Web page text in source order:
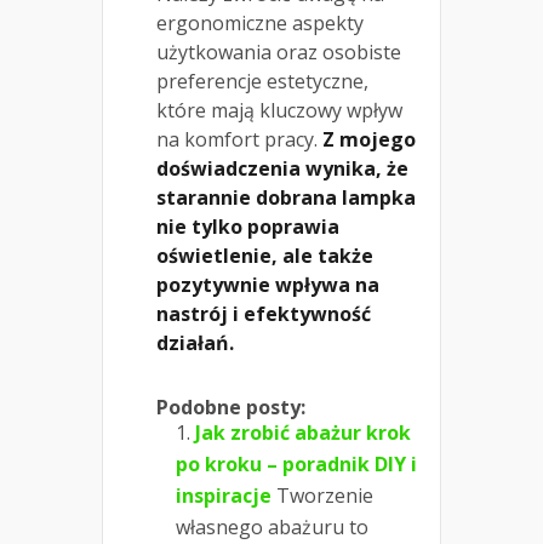
ergonomiczne aspekty
użytkowania oraz osobiste
preferencje estetyczne,
które mają kluczowy wpływ
na komfort pracy. Z mojego
doświadczenia wynika, że
starannie dobrana lampka
nie tylko poprawia
oświetlenie, ale także
pozytywnie wpływa na
nastrój i efektywność
działań.
Podobne posty:
Jak zrobić abażur krok
po kroku – poradnik DIY i
inspiracje Tworzenie
własnego abażuru to